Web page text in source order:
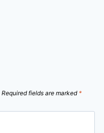
Required fields are marked *